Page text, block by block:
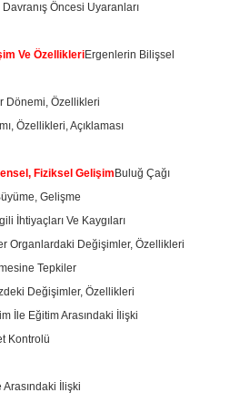
Öncesi Uyaranları
Ve ÖzellikleriErgenlerin Bilişsel
Dönemi, Özellikleri
Özellikleri, Açıklaması
Fiziksel Gelişim Buluğ Çağı
Gelişme
İhtiyaçları Ve Kaygıları
Organlardaki Değişimler, Özellikleri
Tepkiler
Değişimler, Özellikleri
İle Eğitim Arasındaki İlişki
Kontrolü
İlişki